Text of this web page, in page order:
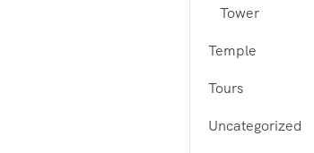
Tower
Temple
Tours
Uncategorized